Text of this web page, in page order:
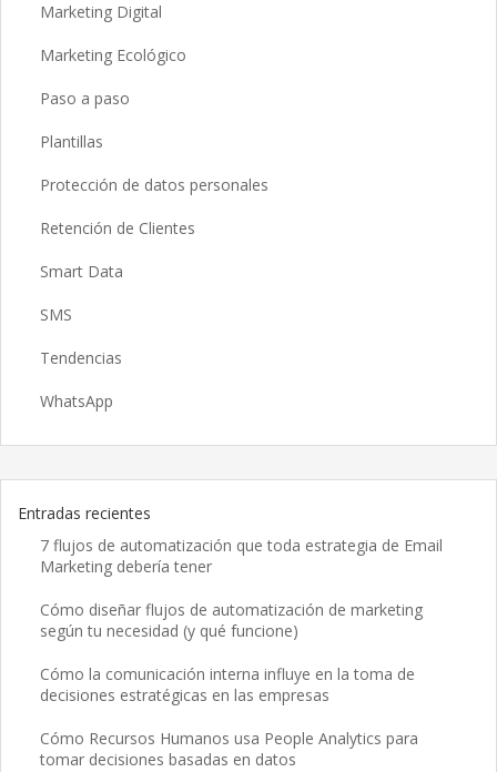
Marketing Digital
Marketing Ecológico
Paso a paso
Plantillas
Protección de datos personales
Retención de Clientes
Smart Data
SMS
Tendencias
WhatsApp
Entradas recientes
7 flujos de automatización que toda estrategia de Email
Marketing debería tener
Cómo diseñar flujos de automatización de marketing
según tu necesidad (y qué funcione)
Cómo la comunicación interna influye en la toma de
decisiones estratégicas en las empresas
Cómo Recursos Humanos usa People Analytics para
tomar decisiones basadas en datos